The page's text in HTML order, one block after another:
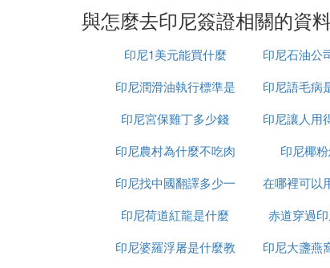
與怎麼去印尼簽證相關的資料
印尼1美元能買什麼
印尼石油公
字
印尼潤滑油執行標準是
什麼
印尼語毛病
印尼宮保雞丁多少錢
印尼讓人用
交軟體是
印尼農村為什麼不吃肉 印尼椰
印尼找中國翻譯多少一
天
在哪裡可以
人
印尼荷道紅龍是什麼 赤道穿過
印尼婆羅浮屠是什麼教
印尼大盞燕